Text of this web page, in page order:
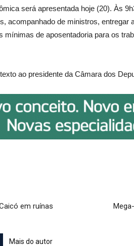
será apresentada hoje (20). Às
acompanhado de ministros, entregar
mínimas de aposentadoria para os
ao presidente da Câmara dos
em ruínas
Mais do autor